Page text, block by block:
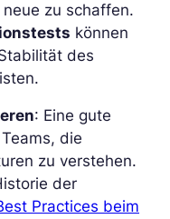
zu schaffen.
können
des
: Eine gute
die
zu verstehen.
der
Practices beim